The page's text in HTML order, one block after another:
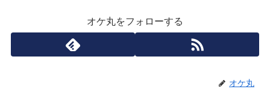
オケ丸をフォローする
オケ丸